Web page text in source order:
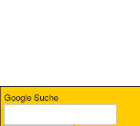
Google Suche